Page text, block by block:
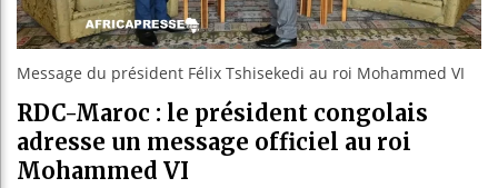
Message du président Félix Tshisekedi au roi Mohammed VI
RDC-Maroc : le président congolais
adresse un message officiel au roi
Mohammed VI